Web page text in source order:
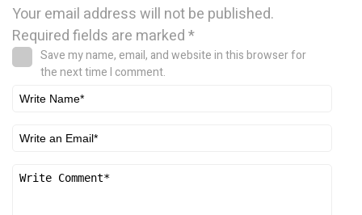
Your email address will not be published.
Required fields are marked*
Save my name, email, and website in this browser for
the next time I comment.